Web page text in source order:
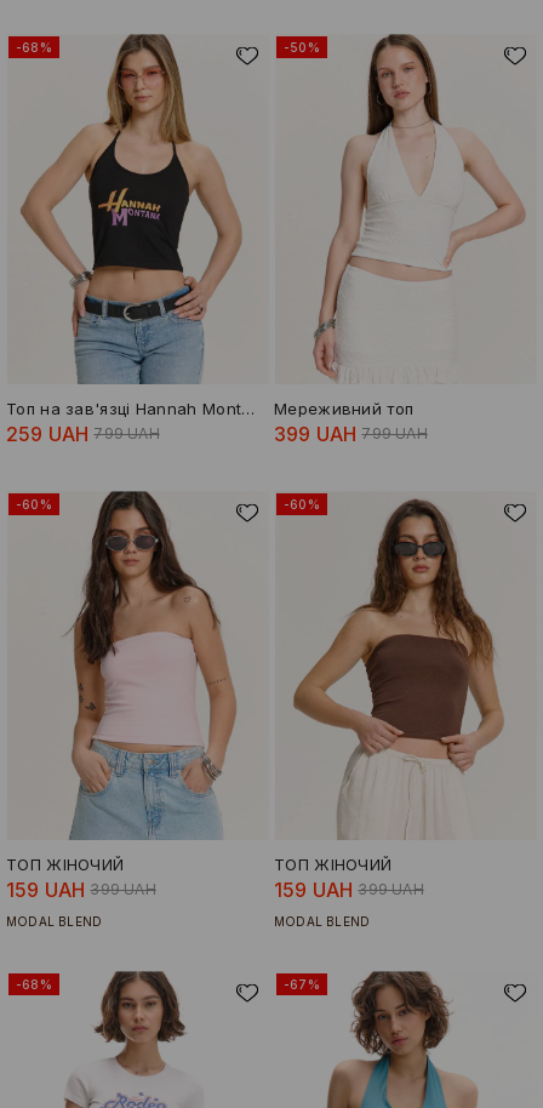
-68%
Топ на зав'язці Hannah Montana
259 UAH 799 UAH
-50%
Мереживний топ
399 UAH 799 UAH
-60%
ТОП ЖІНОЧИЙ
159 UAH 399 UAH
MODAL BLEND
-60%
ТОП ЖІНОЧИЙ
159 UAH 399 UAH
MODAL BLEND
-68% -67%